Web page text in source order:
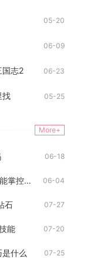
05-20
06-09
国志2 06-23
找 05-25
More+
06-18
我应该在哪里购买影之刃3充能掌控者护腕 06-04
石 07-27
能 07-20
什么 07-25